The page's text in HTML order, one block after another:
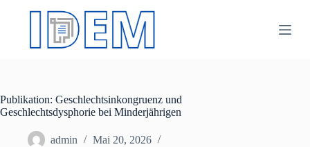
l
t
Publikation: Geschlechtsinkongruenz und
Geschlechtsdysphorie bei Minderjährigen
admin
Mai 20, 2026